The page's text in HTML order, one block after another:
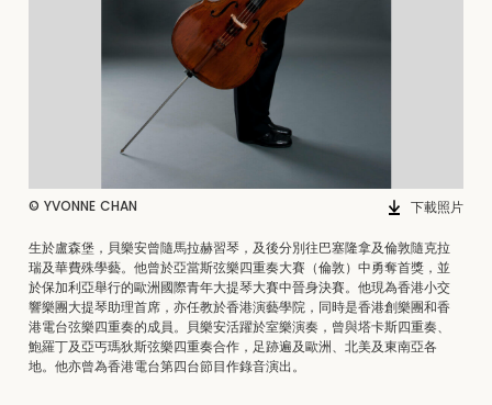
© YVONNE CHAN 下載照片
生於盧森堡，貝樂安曾隨馬拉赫習琴，及後分別往巴塞隆拿及倫敦隨克拉
瑞及華費殊學藝。他曾於亞當斯弦樂四重奏大賽（倫敦）中勇奪首獎，並
於保加利亞舉行的歐洲國際青年大提琴大賽中晉身決賽。他現為香港小交
響樂團大提琴助理首席，亦任教於香港演藝學院，同時是香港創樂團和香
港電台弦樂四重奏的成員。貝樂安活躍於室樂演奏，曾與塔卡斯四重奏、
鮑羅丁及亞丐瑪狄斯弦樂四重奏合作，足跡遍及歐洲、北美及東南亞各
地。他亦曾為香港電台第四台節目作錄音演出。